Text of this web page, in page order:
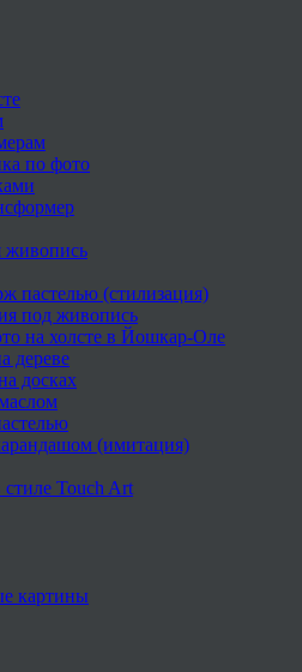
по фото
живопись
пастелью (стилизация)
под живопись
на холсте в Йошкар-Оле
дереве
досках
(имитация)
стиле Touch Art
картины